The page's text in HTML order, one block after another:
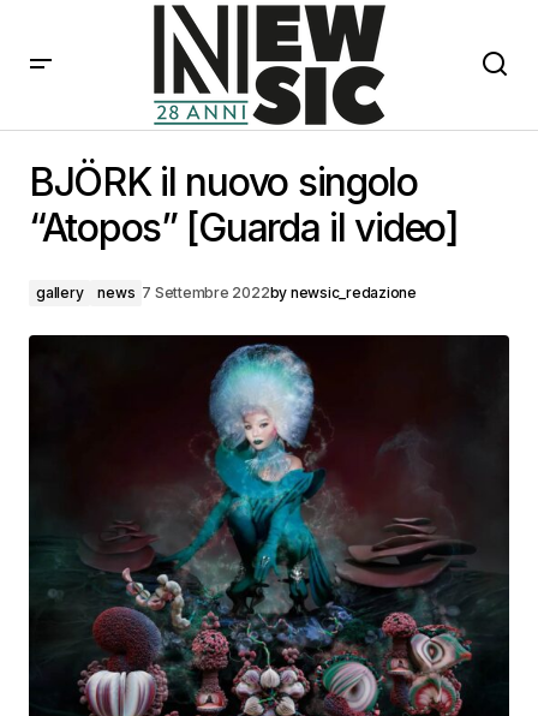
BJÖRK il nuovo singolo “Atopos” [Guarda il video]
BJÖRK il nuovo singolo
“Atopos” [Guarda il video]
gallery news 7 Settembre 2022by newsic_redazione